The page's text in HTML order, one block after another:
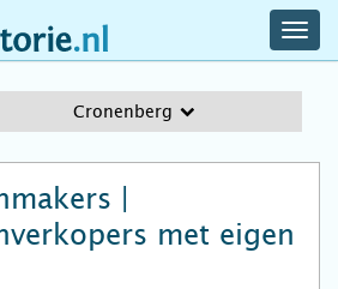
Cronenberg
|
met eigen